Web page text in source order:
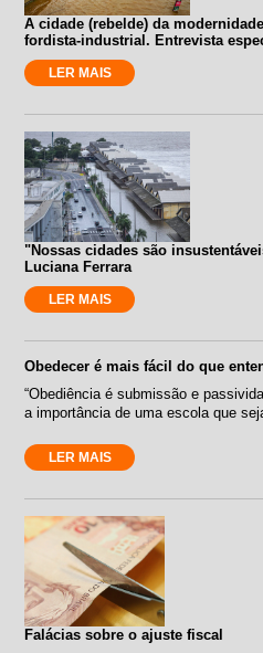
A cidade (rebelde) da
fordista-industrial. Entrevista
LER MAIS
"Nossas cidades são
Luciana Ferrara
LER MAIS
Obedecer é mais fácil do que
“Obediência é submissão e
a importância de uma escola que
LER MAIS
Falácias sobre o ajuste fiscal